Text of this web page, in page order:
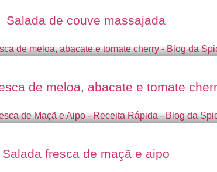
Salada de couve massajada
de meloa, abacate e tomate
Salada fresca de maçã e aipo